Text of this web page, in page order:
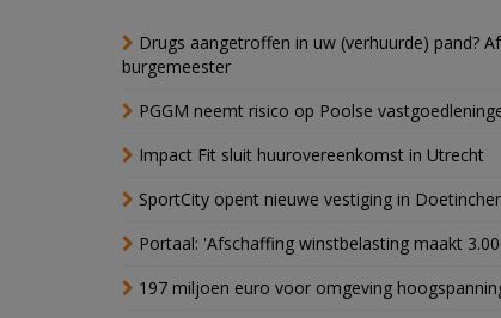
Drugs aangetroffen in uw (verhuurde) pand?
burgemeester
PGGM neemt risico op Poolse
Impact Fit sluit huurovereenkomst in Utrecht
SportCity opent nieuwe vestiging in
Portaal: 'Afschaffing winstbelasting maakt
197 miljoen euro voor omgeving